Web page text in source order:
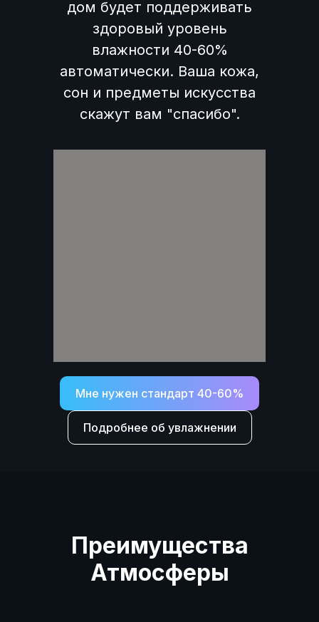
дом будет поддерживать
здоровый уровень
влажности 40-60%
автоматически. Ваша кожа,
сон и предметы искусства
скажут вам "спасибо".
Мне нужен стандарт 40-60%
Подробнее об увлажнении
Преимущества
Атмосферы